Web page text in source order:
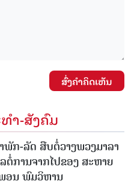
ສົ່ງຄໍາຄິດເຫັນ
ຳ-ສັງຄົມ
ພັກ-ລັດ ສືບຕໍ່ວາງພວງມາລາ
ຕໍ່ການຈາກໄປຂອງ ສະຫາຍ
ອນ ພົມວິຫານ